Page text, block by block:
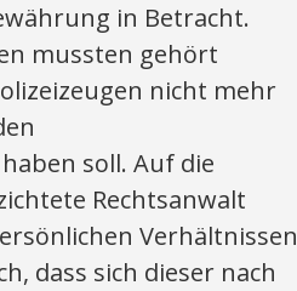
in Betracht.
mussten gehört
nicht mehr
soll. Auf die
Rechtsanwalt
Verhältnissen
dass sich dieser nach